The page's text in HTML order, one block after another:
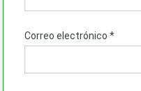
Correo electrónico *